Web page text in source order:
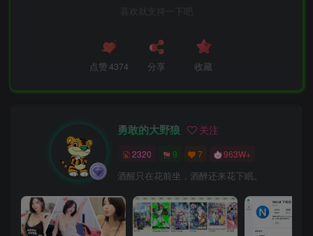
喜欢就支持一下吧
点赞4374 分享 收藏
勇敢的大野狼 关注
2320 9 7 963W+
酒醒只在花前坐，酒醉还来花下眠。